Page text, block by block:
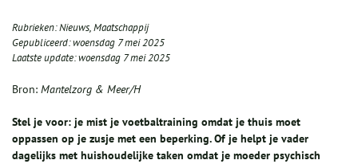
Rubrieken:Nieuws,Maatschappij
Gepubliceerd:woensdag 7 mei 2025
Laatste update:woensdag 7 mei 2025
Bron: Mantelzorg & Meer/H
Stel je voor: je mist je voetbaltraining omdat je thuis moet
oppassen op je zusje met een beperking. Of je helpt je vader
dagelijks met huishoudelijke taken omdat je moeder psychisch